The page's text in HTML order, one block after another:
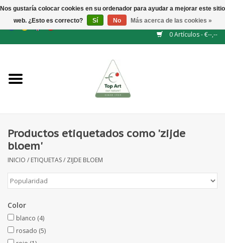
GBP/CHF /BGN/
0 Artículos - €--,--
NUEVO
Flores artificiales
plantas artificiales
Rama de hojas / bayas
Fruta artificial
Productos etiquetados como 'zijde
bloem'
INICIO / ETIQUETAS/ ZIJDE BLOEM
Color
blanco (4)
rosado (5)
Nos gustaría colocar cookies en su ordenador para ayudar a mejorar este sitio
web. ¿Esto es correcto?
Sí No Más acerca de las cookies »